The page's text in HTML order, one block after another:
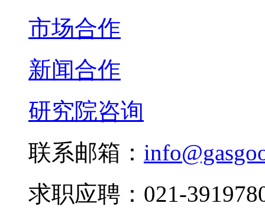
市场合作
新闻合作
研究院咨询
联系邮箱：
求职应聘：021-